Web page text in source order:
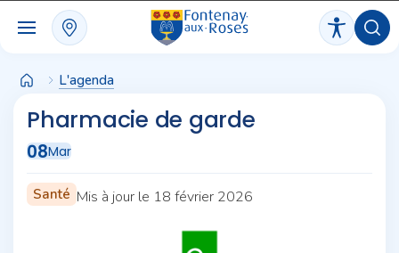
L'agenda
Pharmacie de garde
08Mar
Santé Mis à jour le 18 février 2026
Panneau de gestion des cookies